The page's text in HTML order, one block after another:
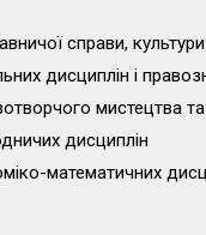
справи, культури
дисциплін і
мистецтва
дисциплін
математичних